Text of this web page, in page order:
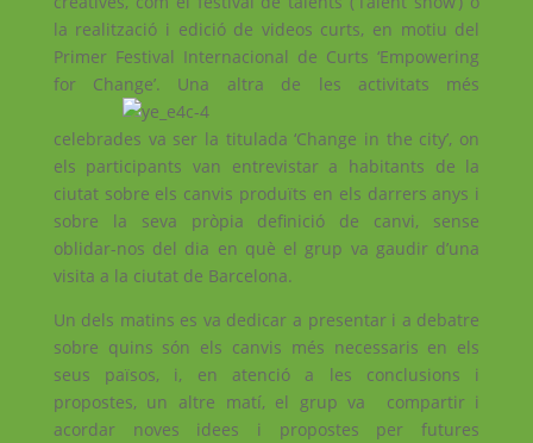
la realització i edició de videos curts, en motiu del
Primer Festival Internacional de Curts ‘Empowering
for Change’. Una altra de les activitats més
celebrades va ser la titulada ‘Change in the city’, on
els participants van entrevistar a habitants de la
ciutat sobre els canvis produïts en els darrers anys i
sobre la seva pròpia definició de canvi, sense
oblidar-nos del dia en què el grup va gaudir d’una
visita a la ciutat de Barcelona.
Un dels matins es va dedicar a presentar i a debatre
sobre quins són els canvis més necessaris en els
seus països, i, en atenció a les conclusions i
propostes, un altre matí, el grup va compartir i
acordar noves idees i propostes per futures